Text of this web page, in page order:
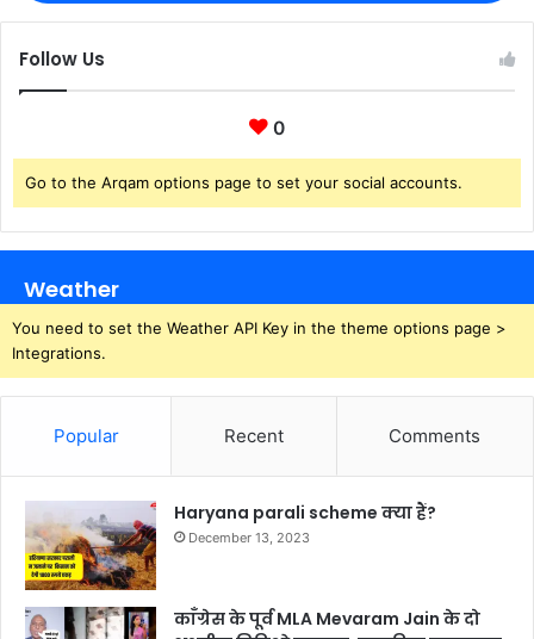
Follow Us
0
Go to the Arqam options page to set your social accounts.
Weather
You need to set the Weather API Key in the theme options page >
Integrations.
Popular Recent Comments
Haryana parali scheme क्या हैं?
December 13, 2023
काँग्रेस के पूर्व MLA Mevaram Jain के दो